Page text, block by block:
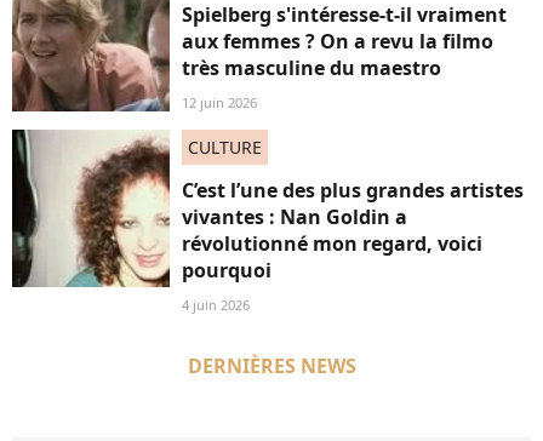
Spielberg s'intéresse-t-il vraiment
aux femmes ? On a revu la filmo
très masculine du maestro
12 juin 2026
CULTURE
C’est l’une des plus grandes artistes
vivantes : Nan Goldin a
révolutionné mon regard, voici
pourquoi
4 juin 2026
DERNIÈRES NEWS